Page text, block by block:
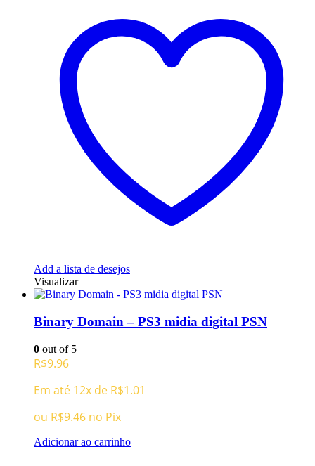
Add a lista de desejos
Visualizar
Binary Domain – PS3 midia digital PSN
0 out of 5
R$9.96
Em até 12x de R$1.01
ou R$9.46 no Pix
Adicionar ao carrinho